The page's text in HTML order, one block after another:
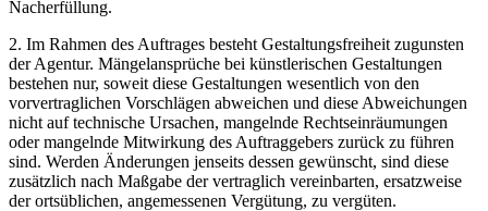
Nacherfüllung.
2. Im Rahmen des Auftrages besteht Gestaltungsfreiheit zugunsten
der Agentur. Mängelansprüche bei künstlerischen Gestaltungen
bestehen nur, soweit diese Gestaltungen wesentlich von den
vorvertraglichen Vorschlägen abweichen und diese Abweichungen
nicht auf technische Ursachen, mangelnde Rechtseinräumungen
oder mangelnde Mitwirkung des Auftraggebers zurück zu führen
sind. Werden Änderungen jenseits dessen gewünscht, sind diese
zusätzlich nach Maßgabe der vertraglich vereinbarten, ersatzweise
der ortsüblichen, angemessenen Vergütung, zu vergüten.